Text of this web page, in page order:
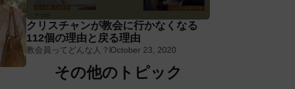
クリスチャンが教会に行かなくなる
112個の理由と戻る理由
教会員ってどんな人？ October 23, 2020
その他のトピック